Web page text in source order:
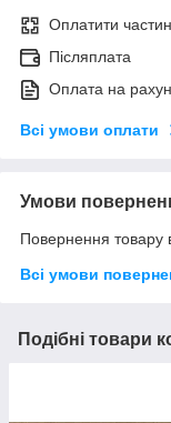
Оплатити
Післяплата
Оплата на
Всі умови оплати
Умови
Повернення товару
Всі умови
Подібні товари